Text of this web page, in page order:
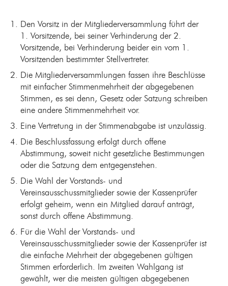
Den Vorsitz in der Mitgliederversammlung führt der
1. Vorsitzende, bei seiner Verhinderung der 2.
Vorsitzende, bei Verhinderung beider ein vom 1.
Vorsitzenden bestimmter Stellvertreter.
Die Mitgliederversammlungen fassen ihre Beschlüsse
mit einfacher Stimmenmehrheit der abgegebenen
Stimmen, es sei denn, Gesetz oder Satzung schreiben
eine andere Stimmenmehrheit vor.
Eine Vertretung in der Stimmenabgabe ist unzulässig.
Die Beschlussfassung erfolgt durch offene
Abstimmung, soweit nicht gesetzliche Bestimmungen
oder die Satzung dem entgegenstehen.
Die Wahl der Vorstands- und
Vereinsausschussmitglieder sowie der Kassenprüfer
erfolgt geheim, wenn ein Mitglied darauf anträgt,
sonst durch offene Abstimmung.
Für die Wahl der Vorstands- und
Vereinsausschussmitglieder sowie der Kassenprüfer ist
die einfache Mehrheit der abgegebenen gültigen
Stimmen erforderlich. Im zweiten Wahlgang ist
gewählt, wer die meisten gültigen abgegebenen